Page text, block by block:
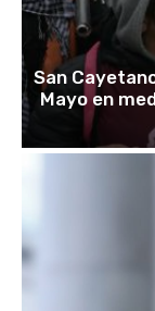
San
Mayo en